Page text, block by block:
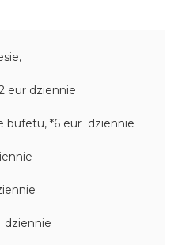
eur dziennie
bufetu, *6 eur dziennie
dziennie